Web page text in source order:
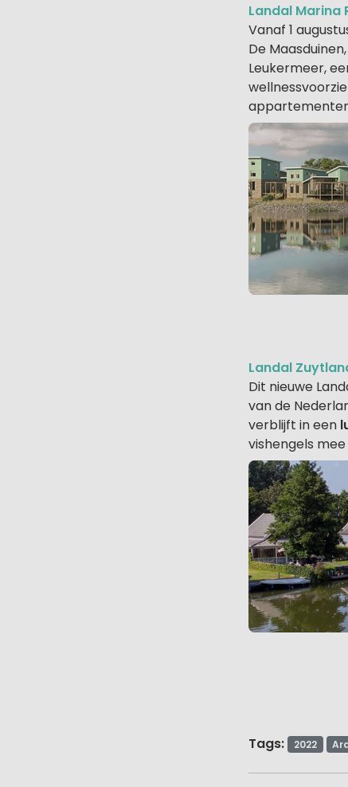
Landal Marina
Vanaf 1
De
Leukermeer,
Landal
Dit nieuwe
van de
verblijft in een
vishengels
Tags: 2022